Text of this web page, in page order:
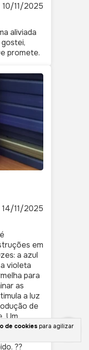
de cookies para agilizar
10/11/2025
aliviada
promete.
14/11/2025
em
a azul
violeta
para
as
a luz
de
Um
??